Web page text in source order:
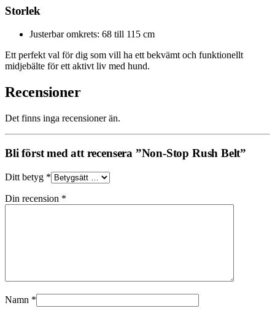
Storlek
Justerbar omkrets: 68 till 115 cm
Ett perfekt val för dig som vill ha ett bekvämt och funktionellt
midjebälte för ett aktivt liv med hund.
Recensioner
Det finns inga recensioner än.
Bli först med att recensera ”Non-Stop Rush Belt”
Ditt betyg *
Din recension *
Namn *